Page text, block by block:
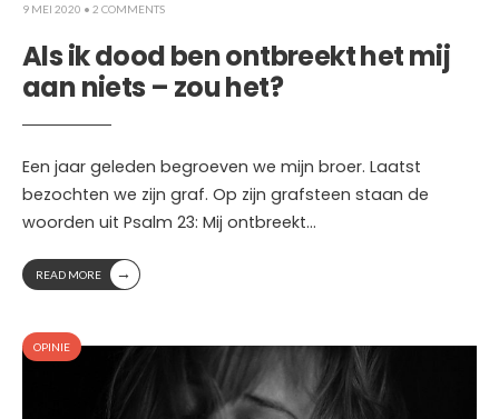
9 MEI 2020 • 2 COMMENTS
Als ik dood ben ontbreekt het mij
aan niets – zou het?
Een jaar geleden begroeven we mijn broer. Laatst
bezochten we zijn graf. Op zijn grafsteen staan de
woorden uit Psalm 23: Mij ontbreekt...
READ MORE →
OPINIE